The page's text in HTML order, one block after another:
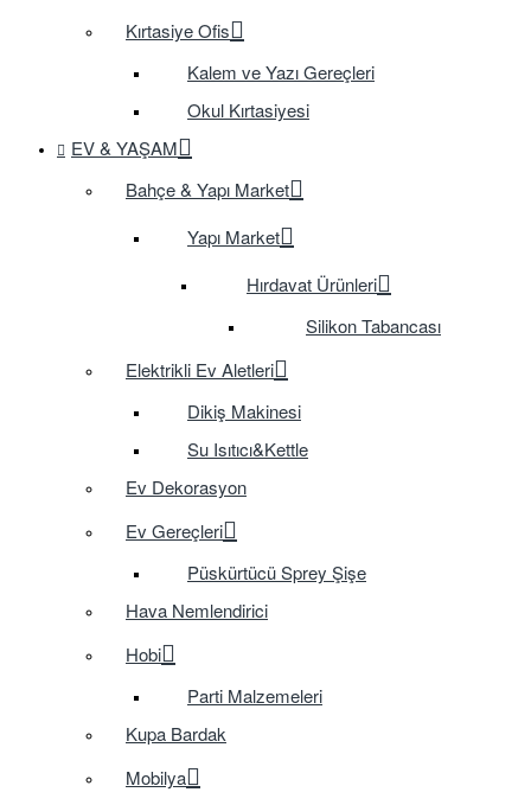
Kırtasiye Ofis
Kalem ve Yazı Gereçleri
Okul Kırtasiyesi
EV & YAŞAM
Bahçe & Yapı Market
Yapı Market
Hırdavat Ürünleri
Silikon Tabancası
Elektrikli Ev Aletleri
Dikiş Makinesi
Su Isıtıcı&Kettle
Ev Dekorasyon
Ev Gereçleri
Püskürtücü Sprey Şişe
Hava Nemlendirici
Hobi
Parti Malzemeleri
Kupa Bardak
Mobilya